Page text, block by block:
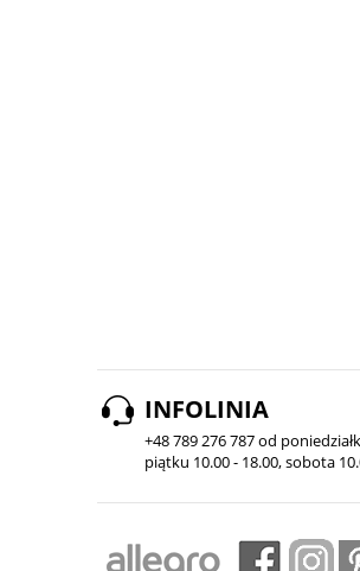
INFOLINIA
+48 789 276 787 od
piątku 10.00 - 18.00, sobota